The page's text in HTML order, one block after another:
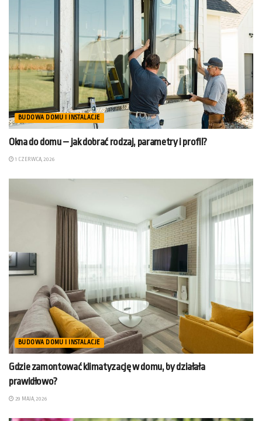
BUDOWA DOMU I INSTALACJE
Okna do domu – jak dobrać rodzaj, parametry i profil?
1 CZERWCA, 2026
BUDOWA DOMU I INSTALACJE
Gdzie zamontować klimatyzację w domu, by działała
prawidłowo?
29 MAJA, 2026